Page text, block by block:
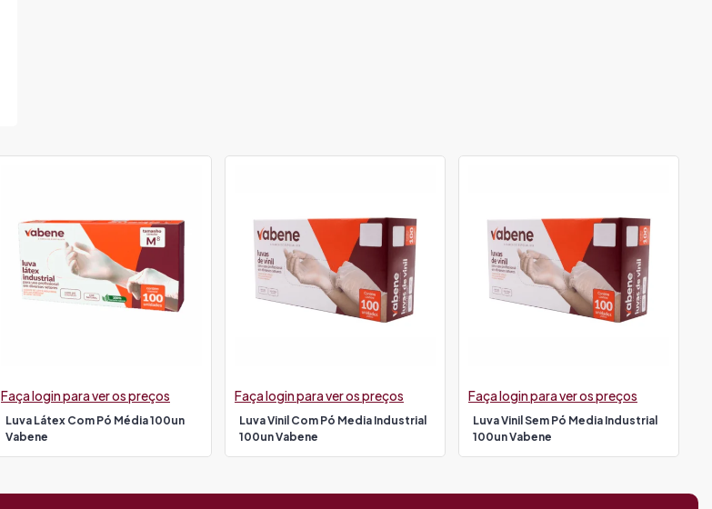
Luva Látex Com Pó Média 100un
Vabene
Faça login para ver os preços
Luva Vinil Com Pó Media Industrial
100un Vabene
Faça login para ver os preços
Luva Vinil Sem Pó Media Industrial
100un Vabene
Faça login para ver os preços